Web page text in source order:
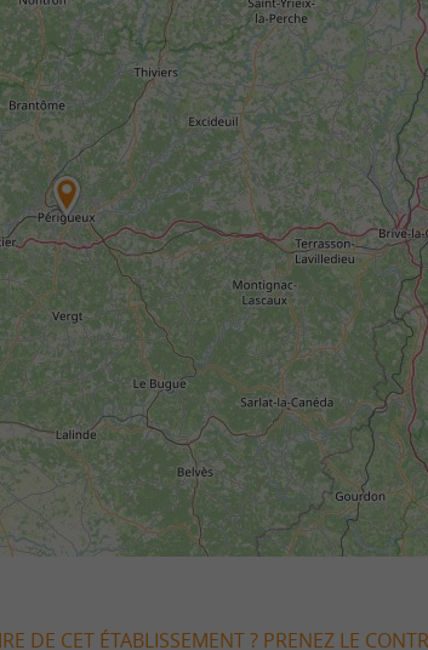
DE CET ÉTABLISSEMENT ? PRENEZ LE